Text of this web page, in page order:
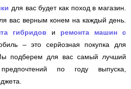
для вас будет как поход в магазин.
вас верным конем на каждый день.
гибридов и ремонта машин с
– это серйозная покупка для
подберем для вас самый лучший
по году выпуска,